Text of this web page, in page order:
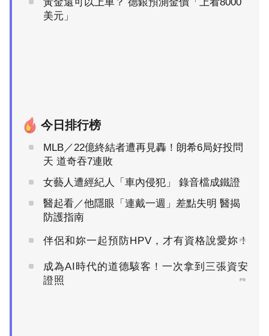
美元」
今日排行榜
MLB／22億終結者遭再見轟！朗希6局好投問
天 道奇吞7連敗
女藝人遭經紀人「車內侵犯」 錄音檔成鐵證
醫起看／他隱眼「連戴一週」差點失明 醫揭
防護指南
伴侶和妳一起預防HPV，才有資格說愛妳！
PR
成為AI時代的道德駭客！一次拿到三張資安
證照
PR